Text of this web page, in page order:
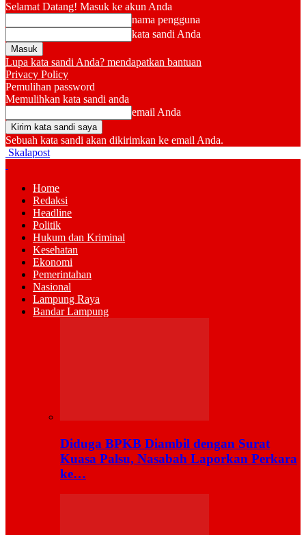
Selamat Datang! Masuk ke akun Anda
nama pengguna
kata sandi Anda
Lupa kata sandi Anda? mendapatkan bantuan
Privacy Policy
Pemulihan password
Memulihkan kata sandi anda
email Anda
Sebuah kata sandi akan dikirimkan ke email Anda.
Skalapost
Home
Redaksi
Headline
Politik
Hukum dan Kriminal
Kesehatan
Ekonomi
Pemerintahan
Nasional
Lampung Raya
Bandar Lampung
Diduga BPKB Diambil dengan Surat
Kuasa Palsu, Nasabah Laporkan Perkara
ke…